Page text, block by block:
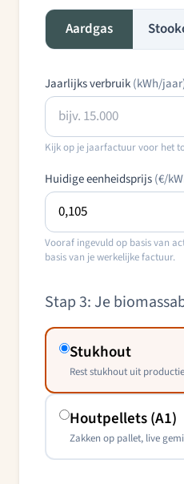
Aardgas
Jaarlijks verbruik(kWh/
Kijk op je jaarfactuur voor het
Huidige eenheidsprijs(€/
Vooraf ingevuld op basis van
basis van je werkelijke factuur.
Stap 3: Je
Stukhout
Rest stukhout uit
Houtpellets (A1)
Zakken op pallet, live